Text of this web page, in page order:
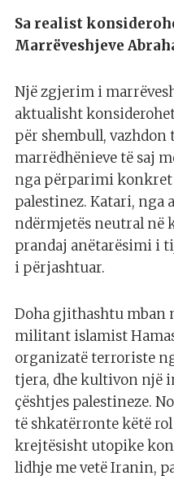
Sa realist
Marrëveshjeve
Një zgjerim i
aktualisht
për shembull,
marrëdhënieve të saj
nga përparimi
palestinez. Katari, nga
ndërmjetës neutral në
prandaj anëtarësimi i
i përjashtuar.
Doha gjithashtu mban
militant islamist
organizatë terroriste
tjera, dhe kultivon një
çështjes palestineze.
të shkatërronte këtë
krejtësisht utopike
lidhje me vetë Iranin,